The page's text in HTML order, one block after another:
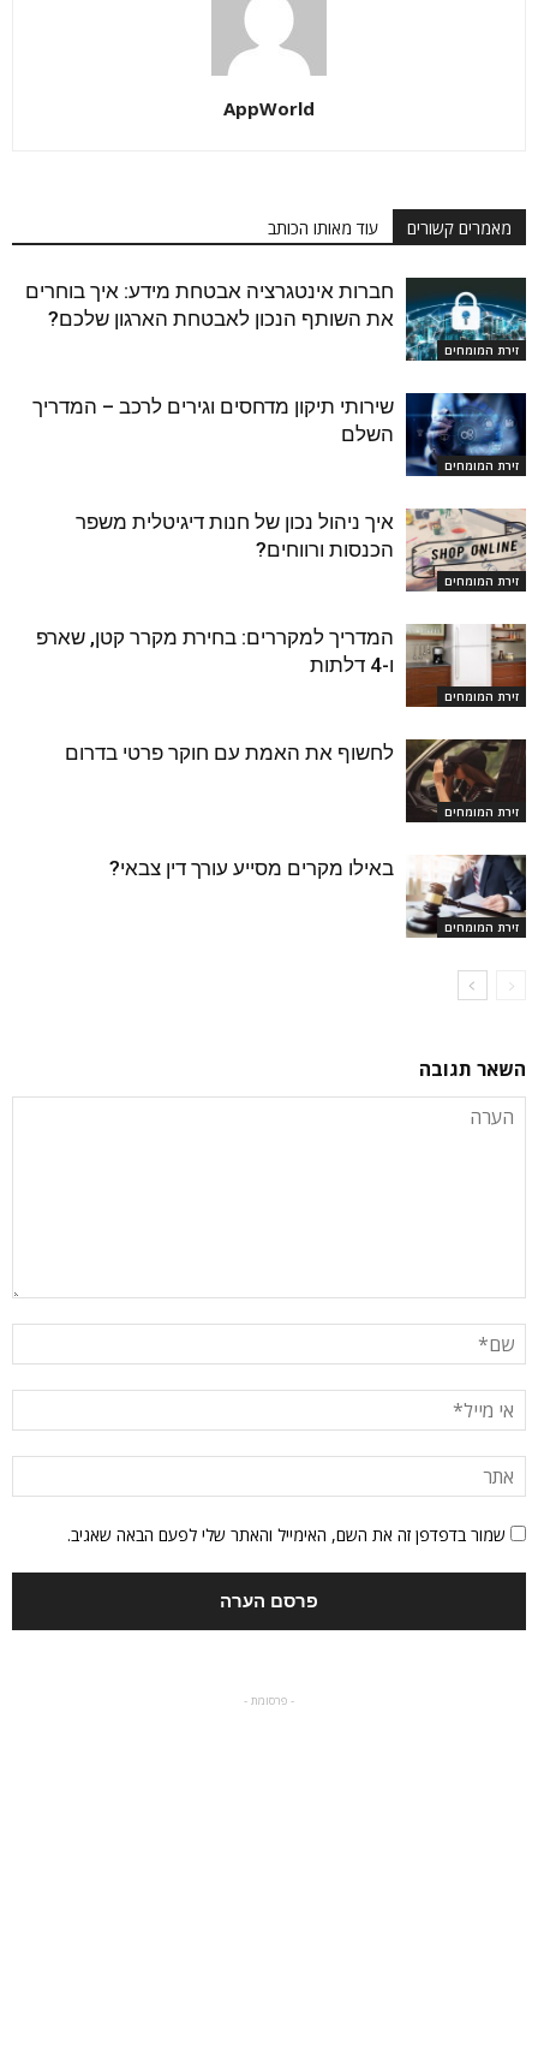
AppWorld
מאמרים קשורים עוד מאותו הכותב
זירת המומחים
חברות אינטגרציה אבטחת מידע: איך בוחרים
את השותף הנכון לאבטחת הארגון שלכם?
זירת המומחים
שירותי תיקון מדחסים וגירים לרכב – המדריך
השלם
זירת המומחים
איך ניהול נכון של חנות דיגיטלית משפר
הכנסות ורווחים?
זירת המומחים
המדריך למקררים: בחירת מקרר קטן, שארפ
ו-4 דלתות
זירת המומחים
לחשוף את האמת עם חוקר פרטי בדרום
זירת המומחים
באילו מקרים מסייע עורך דין צבאי?
השאר תגובה
שמור בדפדפן זה את השם, האימייל והאתר שלי לפעם הבאה שאגיב.
- פרסומת -